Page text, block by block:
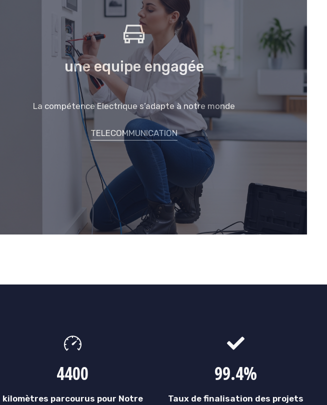
une equipe engagée
La compétence Electrique s’adapte à notre monde
TELECOMMUNICATION
4400
kilomètres parcourus pour Notre
99.4%
Taux de finalisation des projets